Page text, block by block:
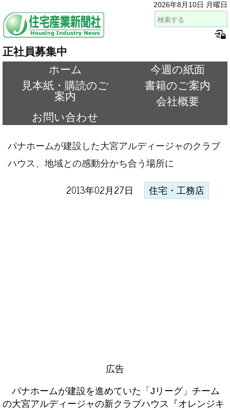
2026年8月10日 月曜日
正社員募集中
ホーム
今週の紙面
見本紙・購読のご
案内
書籍のご案内
会社概要
お問い合わせ
パナホームが建設した大宮アルディージャのクラブ
ハウス、地域との感動分かち合う場所に
2013年02月27日 住宅・工務店
広告
パナホームが建設を進めていた「Jリーグ」チーム
の大宮アルディージャの新クラブハウス『オレンジキ